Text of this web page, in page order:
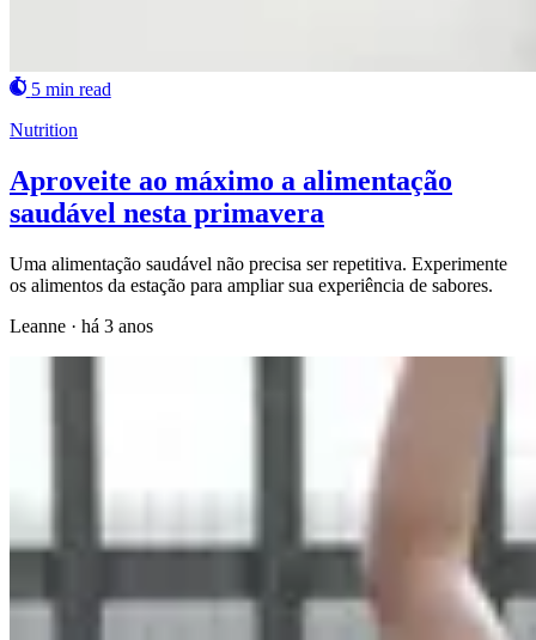
5 min read
Nutrition
Aproveite ao máximo a alimentação
saudável nesta primavera
Uma alimentação saudável não precisa ser repetitiva. Experimente
os alimentos da estação para ampliar sua experiência de sabores.
Leanne · há 3 anos